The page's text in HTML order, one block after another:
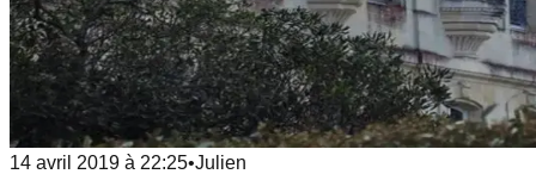
14 avril 2019 à 22:25•Julien